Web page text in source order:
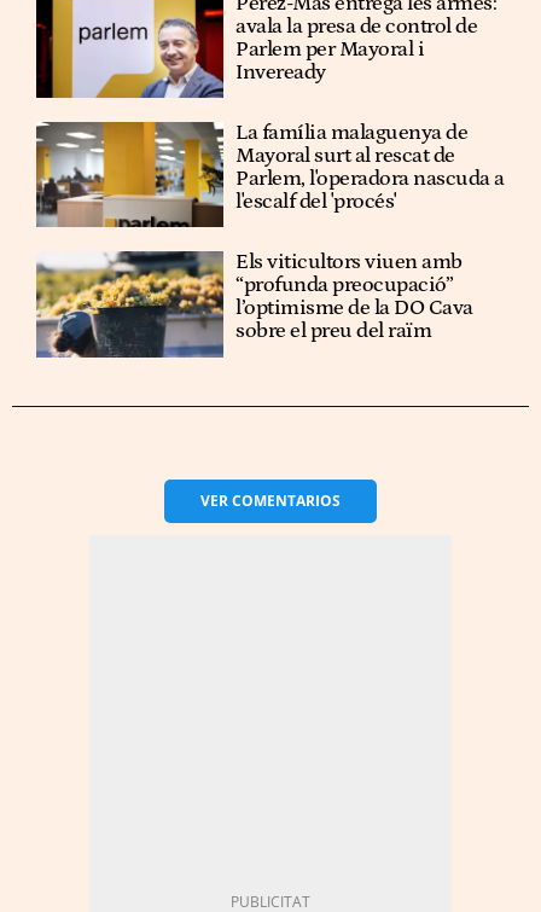
avala la presa de control de
Parlem per Mayoral i
Inveready
La família malaguenya de
Mayoral surt al rescat de
Parlem, l'operadora nascuda a
l'escalf del 'procés'
Els viticultors viuen amb
“profunda preocupació”
l’optimisme de la DO Cava
sobre el preu del raïm
VERCOMENTARIOS